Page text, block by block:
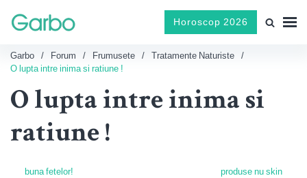
Horoscop 2026
Garbo Forum Frumusete
Tratamente Naturiste
O lupta intre inima si ratiune !
O lupta intre inima si
ratiune !
buna fetelor! produse nu skin